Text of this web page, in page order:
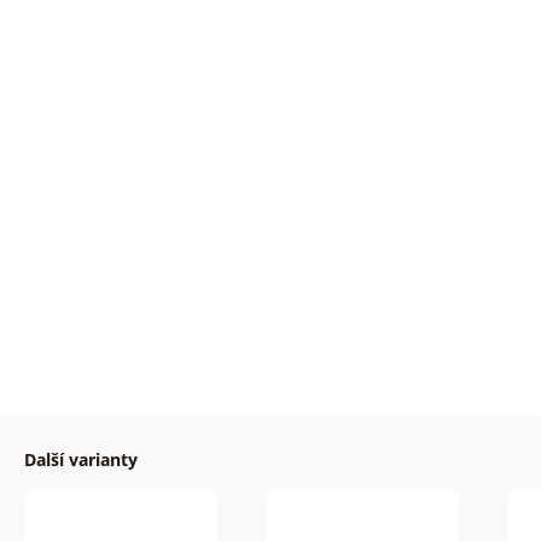
Další varianty